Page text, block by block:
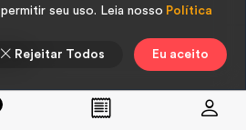
seu uso. Leia nosso Política
Rejeitar Todos
Eu aceito